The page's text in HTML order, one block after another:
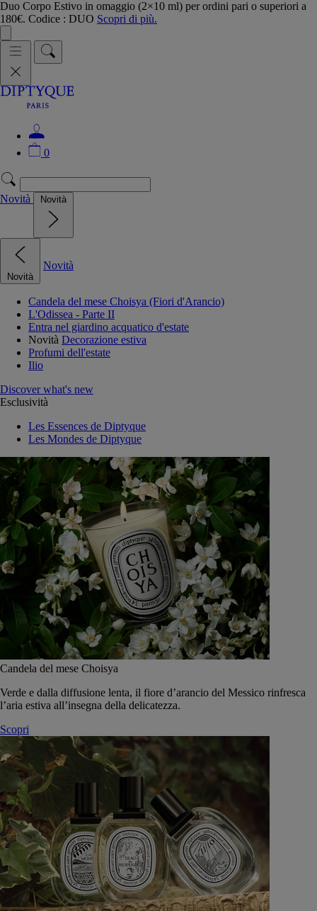
Duo Corpo Estivo in omaggio (2×10 ml) per ordini pari o superiori a
180€. Codice : DUO Scopri di più.
0
Novità Novità
Novità
Novità
Candela del mese Choisya (Fiori d'Arancio)
L'Odissea - Parte II
Entra nel giardino acquatico d'estate
Novità Decorazione estiva
Profumi dell'estate
Ilio
Discover what's new
Esclusività
Les Essences de Diptyque
Les Mondes de Diptyque
Candela del mese Choisya
Verde e dalla diffusione lenta, il fiore d’arancio del Messico rinfresca
l’aria estiva all’insegna della delicatezza.
Scopri